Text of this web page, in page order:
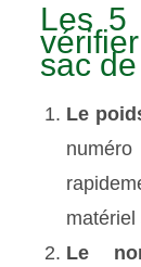
Les 5
sac
Le
matériel
Le